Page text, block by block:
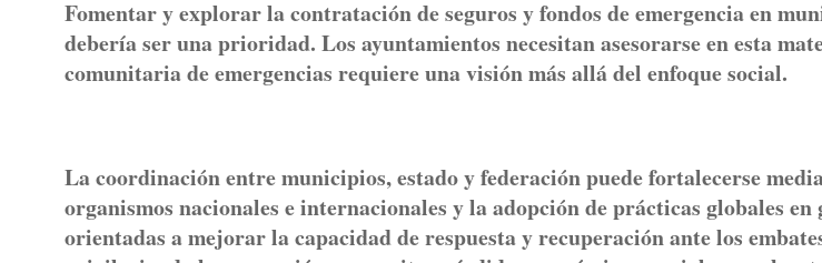
Fomentar y explorar la contratación de seguros y fondos de emergencia en
debería ser una prioridad. Los ayuntamientos necesitan asesorarse en esta
comunitaria de emergencias requiere una visión más allá del enfoque social.
La coordinación entre municipios, estado y federación puede fortalecerse
organismos nacionales e internacionales y la adopción de prácticas globales en
orientadas a mejorar la capacidad de respuesta y recuperación ante los